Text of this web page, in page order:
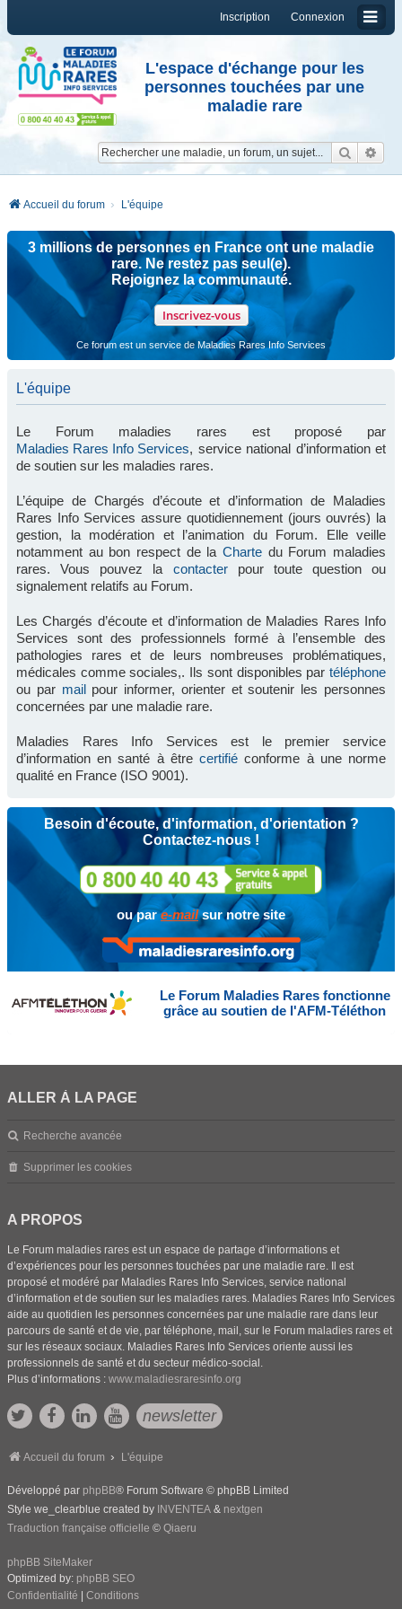
Connexion
Inscription
L'espace d'échange pour les
personnes touchées par une
maladie rare
Accueil du forum L'équipe
3 millions de personnes en France ont une maladie
rare. Ne restez pas seul(e).
Rejoignez la communauté.
Inscrivez-vous
Ce forum est un service de Maladies Rares Info Services
L'équipe
Le Forum maladies rares est proposé par
Maladies Rares Info Services, service national d’information et
de soutien sur les maladies rares.
L’équipe de Chargés d’écoute et d’information de Maladies
Rares Info Services assure quotidiennement (jours ouvrés) la
gestion, la modération et l’animation du Forum. Elle veille
notamment au bon respect de la Charte du Forum maladies
rares. Vous pouvez la contacterpour toute question ou
signalement relatifs au Forum.
Les Chargés d’écoute et d’information de Maladies Rares Info
Services sont des professionnels formé à l’ensemble des
pathologies rares et de leurs nombreuses problématiques,
médicales comme sociales,. Ils sont disponibles par téléphone
ou par mailpour informer, orienter et soutenir les personnes
concernées par une maladie rare.
Maladies Rares Info Services est le premier service
d’information en santé à êtrecertifié conforme à une norme
qualité en France (ISO 9001).
Besoin d'écoute, d'information, d'orientation ?
Contactez-nous !
ou pare-mailsur notre site
Le Forum Maladies Rares fonctionne
grâce au soutien de l'AFM-Téléthon
ALLER À LA PAGE
Recherche avancée
Supprimer les cookies
A PROPOS
Le Forum maladies rares est un espace de partage d’informations et
d’expériences pour les personnes touchées par une maladie rare. Il est
proposé et modéré par Maladies Rares Info Services, service national
d’information et de soutien sur les maladies rares. Maladies Rares Info Services
aide au quotidien les personnes concernées par une maladie rare dans leur
parcours de santé et de vie, par téléphone, mail, sur le Forum maladies rares et
sur les réseaux sociaux. Maladies Rares Info Services oriente aussi les
professionnels de santé et du secteur médico-social.
Plus d’informations : www.maladiesraresinfo.org
newsletter
Accueil du forum L'équipe
Développé par phpBB® Forum Software © phpBB Limited
Style we_clearblue created by INVENTEA & nextgen
Traduction française officielle © Qiaeru
phpBB SiteMaker
Optimized by: phpBB SEO
Confidentialité
Conditions